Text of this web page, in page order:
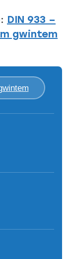
DIN 933 –
gwintem